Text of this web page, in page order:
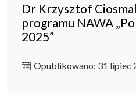
Dr Krzysztof
programu NAWA
2025”
Opublikowano: 31 lipiec